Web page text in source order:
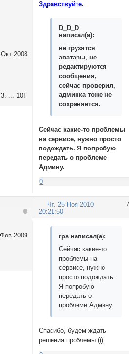
2008
... 10!
Здравствуйте.
D_D_D
написал(а):
не грузятся
аватары, не
редактируются
сообщения,
сейчас проверил,
админка тоже не
сохраняется.
Сейчас какие-то проблемы
на сервисе, нужно просто
подождать. Я попробую
передать о проблеме
Админу.
0
7
Чт, 25 Ноя 2010
20:21:50
2009
rps написал(а):
Сейчас какие-то
проблемы на
сервисе, нужно
просто подождать.
Я попробую
передать о
проблеме Админу.
Спасибо, будем ждать
решения проблемы (((: